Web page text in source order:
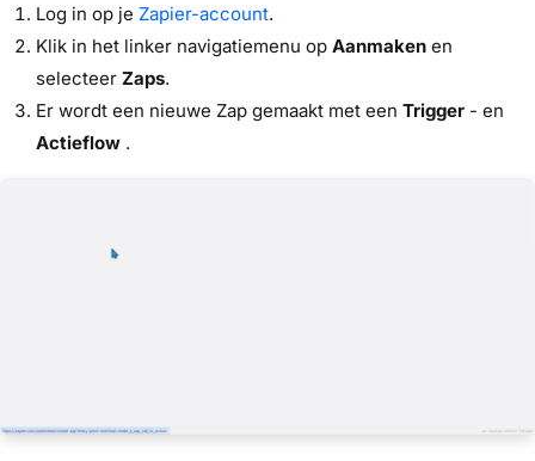
Log in op je Zapier-account.
Klik in het linker navigatiemenu op Aanmaken en
selecteer Zaps.
Er wordt een nieuwe Zap gemaakt met een Trigger - en
Actieflow .